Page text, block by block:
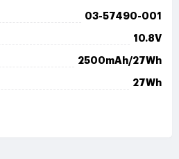
03-57490-001
10.8V
2500mAh/27Wh
27Wh